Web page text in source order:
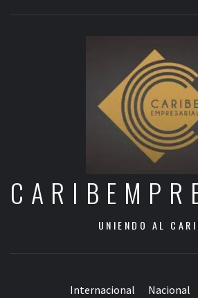
UNIENDO AL
Internacional Nacional